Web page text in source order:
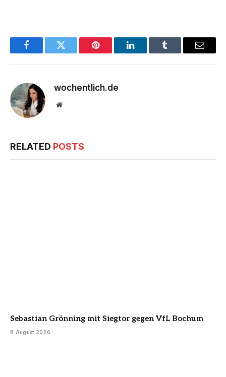
FacebookTwitter Pinterest LinkedInTumblr Email
wochentlich.de
Website
RELATED POSTS
Sebastian Grönning mit Siegtor gegen VfL Bochum
8 August 2026